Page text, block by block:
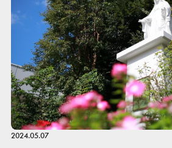
2024.05.07